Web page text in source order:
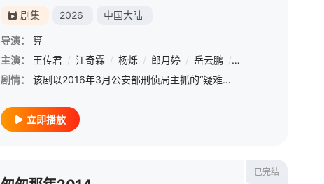
/ 徐正溪 / 章涛 / 王祖一 / 刘畅 / 杨钧丞 / 杨昊博 /
剧集 2026 中国大陆
导演：
算
主演：
王传君 / 江奇霖 / 杨烁 / 郎月婷 / 岳云鹏 / 姜冠南
剧情：
该剧以2016年3月公安部刑侦局主抓的“疑难命案积案攻坚行动”所侦破的多起案件为基础，改编创作两起90年代悬案作为系列剧的第一季。围绕《珠宝行连环劫案》《卞记旅馆抢劫案》两个案件展开。前者聚焦岳龙刚（
立即播放
已完结